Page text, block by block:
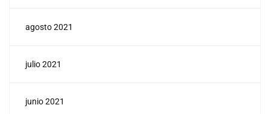
agosto 2021
julio 2021
junio 2021